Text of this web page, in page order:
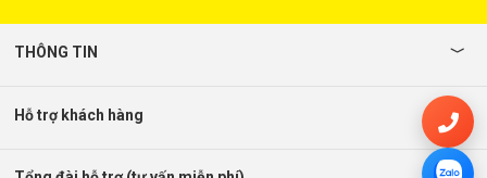
THÔNG TIN
Hỗ trợ khách hàng